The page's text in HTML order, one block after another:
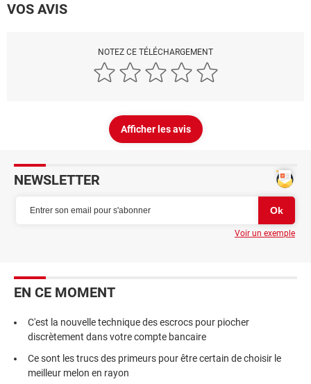
VOS AVIS
NOTEZ CE TÉLÉCHARGEMENT
Afficher les avis
NEWSLETTER
Voir un exemple
EN CE MOMENT
C'est la nouvelle technique des escrocs pour piocher
discrètement dans votre compte bancaire
Ce sont les trucs des primeurs pour être certain de choisir le
meilleur melon en rayon